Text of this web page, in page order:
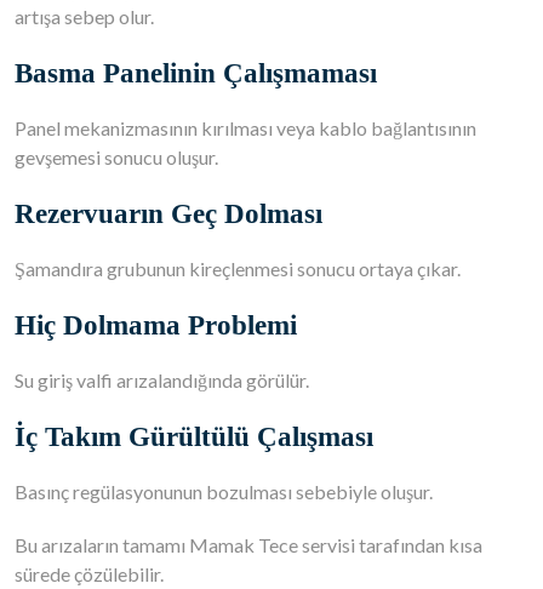
artışa sebep olur.
Basma Panelinin Çalışmaması
Panel mekanizmasının kırılması veya kablo bağlantısının
gevşemesi sonucu oluşur.
Rezervuarın Geç Dolması
Şamandıra grubunun kireçlenmesi sonucu ortaya çıkar.
Hiç Dolmama Problemi
Su giriş valfi arızalandığında görülür.
İç Takım Gürültülü Çalışması
Basınç regülasyonunun bozulması sebebiyle oluşur.
Bu arızaların tamamı Mamak Tece servisi tarafından kısa
sürede çözülebilir.